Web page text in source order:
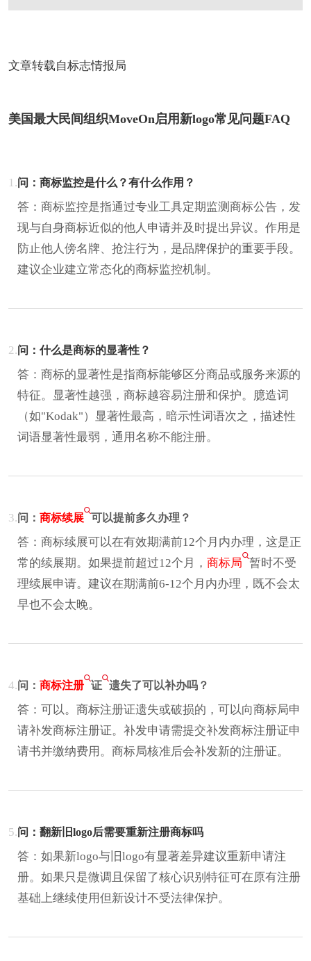
文章转载自标志情报局
美国最大民间组织MoveOn启用新logo常见问题FAQ
1.问：商标监控是什么？有什么作用？
答：商标监控是指通过专业工具定期监测商标公告，发
现与自身商标近似的他人申请并及时提出异议。作用是
防止他人傍名牌、抢注行为，是品牌保护的重要手段。
建议企业建立常态化的商标监控机制。
2.问：什么是商标的显著性？
答：商标的显著性是指商标能够区分商品或服务来源的
特征。显著性越强，商标越容易注册和保护。臆造词
（如"Kodak"）显著性最高，暗示性词语次之，描述性
词语显著性最弱，通用名称不能注册。
3.问： 商标续展 可以提前多久办理？
答：商标续展可以在有效期满前12个月内办理，这是正
常的续展期。如果提前超过12个月， 商标局 暂时不受
理续展申请。建议在期满前6-12个月内办理，既不会太
早也不会太晚。
4.问： 商标注册 证 遗失了可以补办吗？
答：可以。商标注册证遗失或破损的，可以向商标局申
请补发商标注册证。补发申请需提交补发商标注册证申
请书并缴纳费用。商标局核准后会补发新的注册证。
5.问：翻新旧logo后需要重新注册商标吗
答：如果新logo与旧logo有显著差异建议重新申请注
册。如果只是微调且保留了核心识别特征可在原有注册
基础上继续使用但新设计不受法律保护。